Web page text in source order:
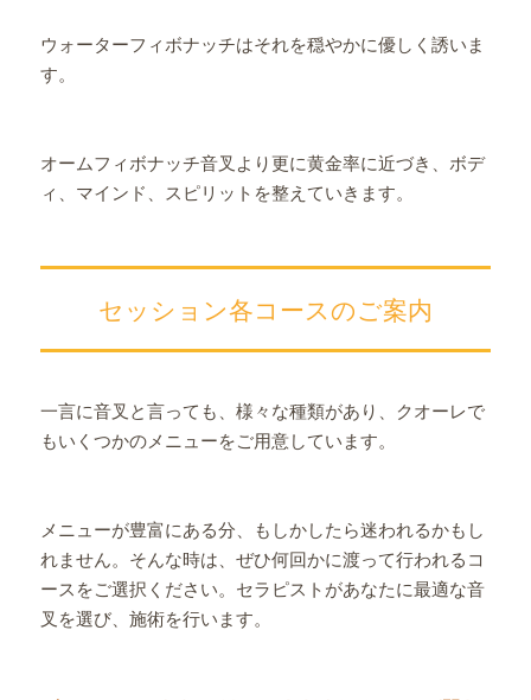
ウォーターフィボナッチはそれを穏やかに優しく誘いま
す。
オームフィボナッチ音叉より更に黄金率に近づき、ボデ
ィ、マインド、スピリットを整えていきます。
セッション各コースのご案内
一言に音叉と言っても、様々な種類があり、クオーレで
もいくつかのメニューをご用意しています。
メニューが豊富にある分、もしかしたら迷われるかもし
れません。そんな時は、ぜひ何回かに渡って行われるコ
ースをご選択ください。セラピストがあなたに最適な音
叉を選び、施術を行います。